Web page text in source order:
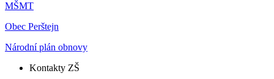
MŠMT
Obec Perštejn
Národní plán obnovy
Kontakty ZŠ